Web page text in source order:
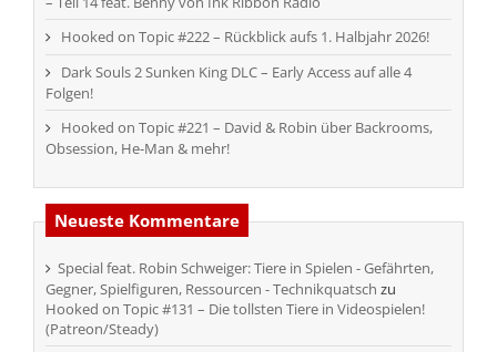
Hooked on Topic #222 – Rückblick aufs 1. Halbjahr 2026!
Dark Souls 2 Sunken King DLC – Early Access auf alle 4
Folgen!
Hooked on Topic #221 – David & Robin über Backrooms,
Obsession, He-Man & mehr!
Neueste Kommentare
Special feat. Robin Schweiger: Tiere in Spielen - Gefährten,
Gegner, Spielfiguren, Ressourcen - Technikquatsch zu
Hooked on Topic #131 – Die tollsten Tiere in Videospielen!
(Patreon/Steady)